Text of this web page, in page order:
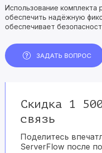
Использование комплекта
обеспечить надёжную
обеспечивает
ЗАДАТЬ ВОПРОС
Скидка 1
связь
Поделитесь
ServerFlow после